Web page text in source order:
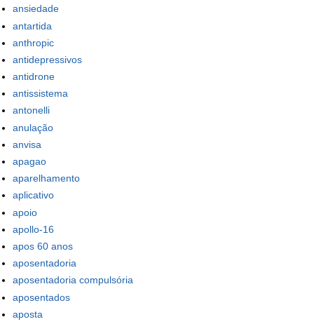
ansiedade
antartida
anthropic
antidepressivos
antidrone
antissistema
antonelli
anulação
anvisa
apagao
aparelhamento
aplicativo
apoio
apollo-16
apos 60 anos
aposentadoria
aposentadoria compulsória
aposentados
aposta